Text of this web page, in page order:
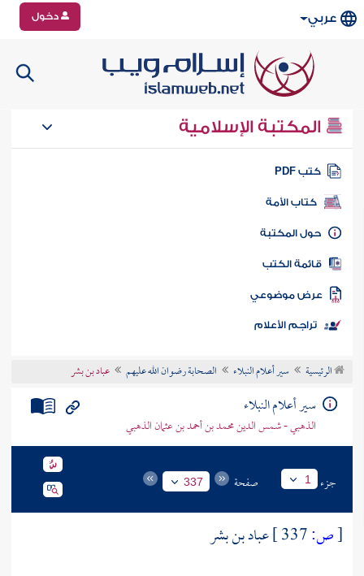
عربي دخول
المكتبة الإسلامية
كتب PDF
كتاب الأمة
المكتبة
الكتب
موضوعي
تراجم الأعلام
الرئيسية سير أعلام النبلاء الصحابة رضوان الله عليهم عباد بن بشر
سير أعلام النبلاء
الذهبي - شمس الدين محمد بن أحمد بن عثمان الذهبي
جزء 1 صفحة 337
[ص:
عباد بن بشر